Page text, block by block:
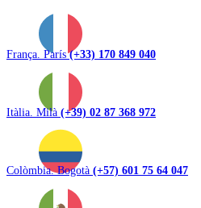
França. París(+33) 170 849 040
Itàlia. Milà (+39) 02 87 368 972
Colòmbia. Bogotà (+57) 601 75 64 047